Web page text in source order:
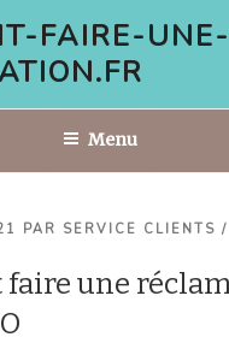
FAIRE-UNE-
Menu
PAR SERVICE CLIENTS /
faire une